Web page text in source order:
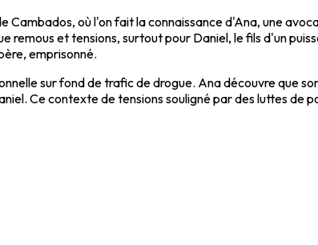
Cambados, où l'on fait la connaissance d'Ana, une
remous et tensions, surtout pour Daniel, le fils d'un
emprisonné.
sur fond de trafic de drogue. Ana découvre que
Ce contexte de tensions souligné par des luttes de